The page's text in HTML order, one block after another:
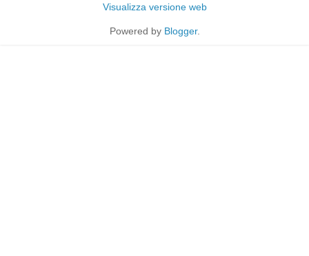
Visualizza versione web
Powered by Blogger.